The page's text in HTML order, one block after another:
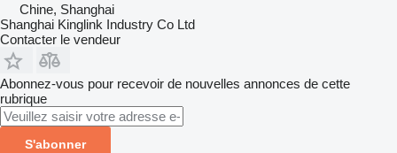
Chine, Shanghai
Shanghai Kinglink Industry Co Ltd
Contacter le vendeur
Abonnez-vous pour recevoir de nouvelles annonces de cette
rubrique
S'abonner